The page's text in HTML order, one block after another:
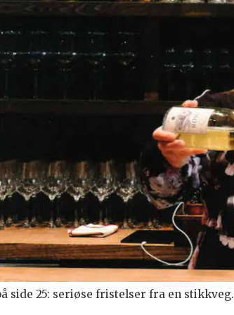
side 25: seriøse fristelser fra en stikkveg.